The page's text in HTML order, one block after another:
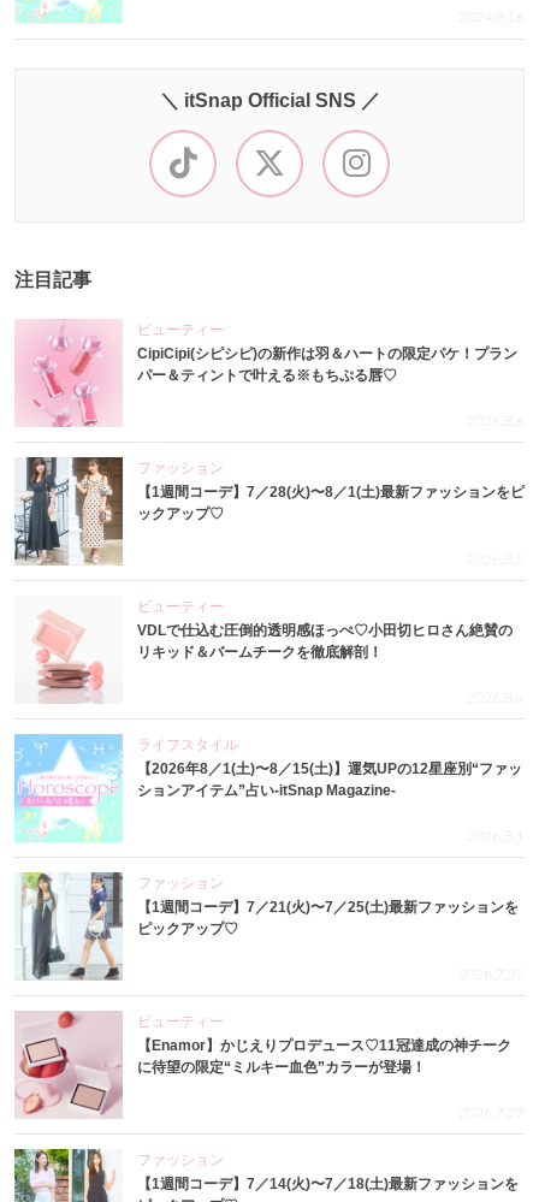
2024.8.16
＼ itSnap Official SNS ／
注目記事
ビューティー
CipiCipi(シピシピ)の新作は羽＆ハートの限定パケ！プラン
パー＆ティントで叶える※もちぷる唇♡
2026.8.6
ファッション
【1週間コーデ】7／28(火)〜8／1(土)最新ファッションをピ
ックアップ♡
2026.8.5
ビューティー
VDLで仕込む圧倒的透明感ほっぺ♡小田切ヒロさん絶賛の
リキッド＆バームチークを徹底解剖！
2026.8.4
ライフスタイル
【2026年8／1(土)〜8／15(土)】運気UPの12星座別“ファッ
ションアイテム”占い-itSnap Magazine-
2026.8.1
ファッション
【1週間コーデ】7／21(火)〜7／25(土)最新ファッションを
ピックアップ♡
2026.7.29
ビューティー
【Enamor】かじえりプロデュース♡11冠達成の神チーク
に待望の限定“ミルキー血色”カラーが登場！
2026.7.27
ファッション
【1週間コーデ】7／14(火)〜7／18(土)最新ファッションを